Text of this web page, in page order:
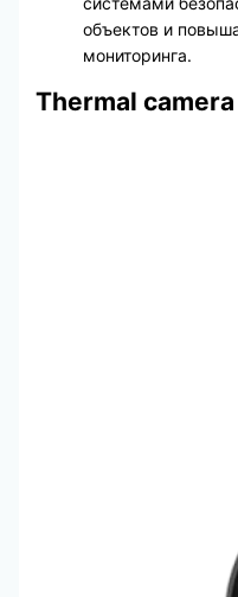
объектов и
мониторинга.
Thermal